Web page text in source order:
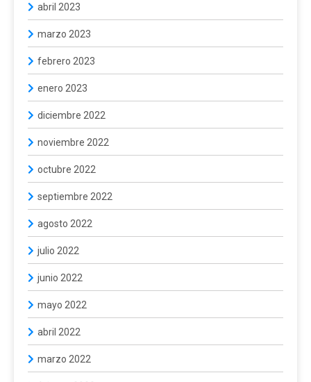
abril 2023
marzo 2023
febrero 2023
enero 2023
diciembre 2022
noviembre 2022
octubre 2022
septiembre 2022
agosto 2022
julio 2022
junio 2022
mayo 2022
abril 2022
marzo 2022